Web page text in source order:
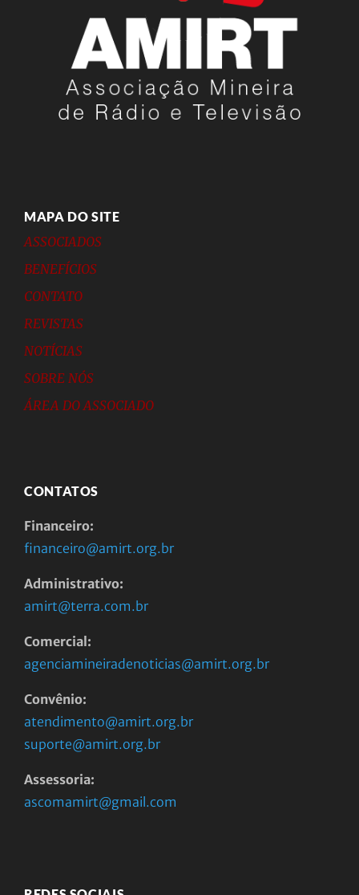
MAPA DO SITE
ASSOCIADOS
BENEFÍCIOS
CONTATO
REVISTAS
NOTÍCIAS
SOBRE NÓS
ÁREA DO ASSOCIADO
CONTATOS
Financeiro:
financeiro@amirt.org.br
Administrativo:
amirt@terra.com.br
Comercial:
agenciamineiradenoticias@amirt.org.br
Convênio:
atendimento@amirt.org.br
suporte@amirt.org.br
Assessoria:
ascomamirt@gmail.com